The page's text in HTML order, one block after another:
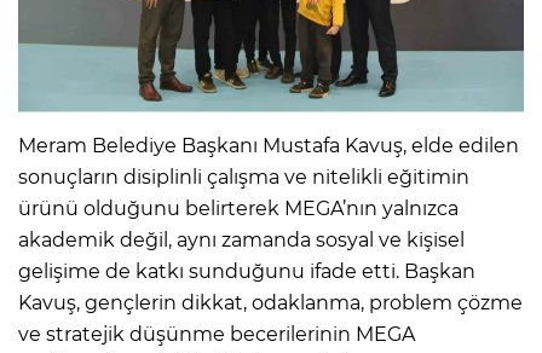
Meram Belediye Başkanı Mustafa Kavuş, elde edilen
sonuçların disiplinli çalışma ve nitelikli eğitimin
ürünü olduğunu belirterek MEGA’nın yalnızca
akademik değil, aynı zamanda sosyal ve kişisel
gelişime de katkı sunduğunu ifade etti. Başkan
Kavuş, gençlerin dikkat, odaklanma, problem çözme
ve stratejik düşünme becerilerinin MEGA